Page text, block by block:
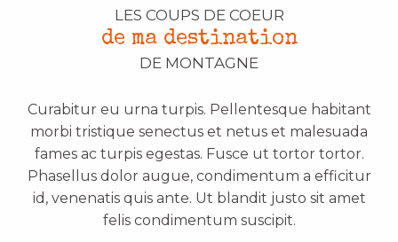
LES COUPS DE COEUR
de ma destination
DE MONTAGNE
Curabitur eu urna turpis. Pellentesque habitant
morbi tristique senectus et netus et malesuada
fames ac turpis egestas. Fusce ut tortor tortor.
Phasellus dolor augue, condimentum a efficitur
id, venenatis quis ante. Ut blandit justo sit amet
felis condimentum suscipit.